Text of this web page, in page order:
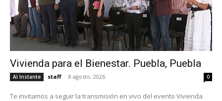
Vivienda para el Bienestar. Puebla, Puebla
Al Instante staff - 8 agosto, 2026 0
Te invitamos a seguir la transmisión en vivo del evento Vivienda